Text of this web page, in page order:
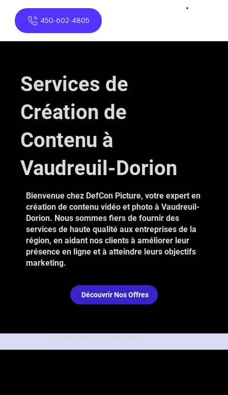
450-602-4805
Services de
Création de
Contenu à
Vaudreuil-Dorion
Bienvenue chez DefCon Picture, votre expert en
création de contenu vidéo et photo à Vaudreuil-
Dorion. Nous sommes fiers de fournir des
services de haute qualité aux entreprises de la
région, en aidant nos clients à améliorer leur
présence en ligne et à atteindre leurs objectifs
marketing.
Découvrir Nos Offres
Nos Services à Vaudreuil-Dorion :